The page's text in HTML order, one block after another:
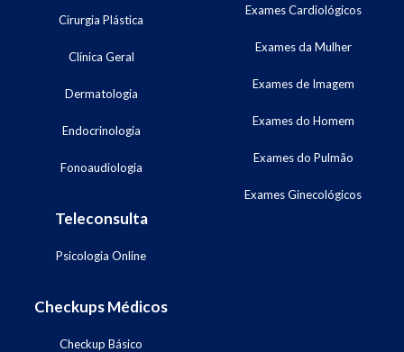
Cirurgia Plástica
Clínica Geral
Dermatologia
Endocrinologia
Fonoaudiologia
Teleconsulta
Psicologia Online
Exames Cardiológicos
Exames da Mulher
Exames de Imagem
Exames do Homem
Exames do Pulmão
Exames Ginecológicos
Checkups Médicos
Checkup Básico